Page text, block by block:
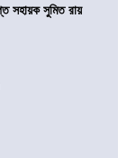
সহায়ক সুমিত রায়